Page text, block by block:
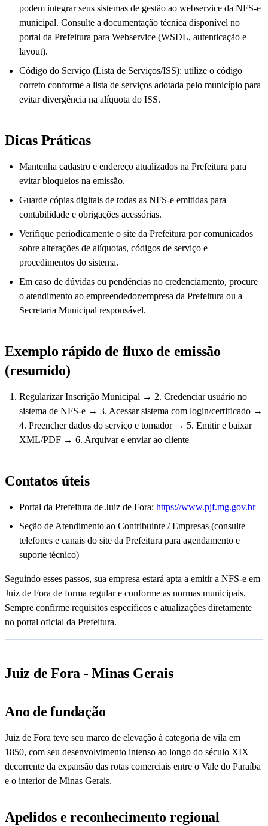
podem integrar seus sistemas de gestão ao webservice da NFS-e
municipal. Consulte a documentação técnica disponível no
portal da Prefeitura para Webservice (WSDL, autenticação e
layout).
Código do Serviço (Lista de Serviços/ISS): utilize o código
correto conforme a lista de serviços adotada pelo município para
evitar divergência na alíquota do ISS.
Dicas Práticas
Mantenha cadastro e endereço atualizados na Prefeitura para
evitar bloqueios na emissão.
Guarde cópias digitais de todas as NFS-e emitidas para
contabilidade e obrigações acessórias.
Verifique periodicamente o site da Prefeitura por comunicados
sobre alterações de alíquotas, códigos de serviço e
procedimentos do sistema.
Em caso de dúvidas ou pendências no credenciamento, procure
o atendimento ao empreendedor/empresa da Prefeitura ou a
Secretaria Municipal responsável.
Exemplo rápido de fluxo de emissão
(resumido)
Regularizar Inscrição Municipal → 2. Credenciar usuário no
sistema de NFS-e → 3. Acessar sistema com login/certificado →
4. Preencher dados do serviço e tomador → 5. Emitir e baixar
XML/PDF → 6. Arquivar e enviar ao cliente
Contatos úteis
Portal da Prefeitura de Juiz de Fora: https://www.pjf.mg.gov.br
Seção de Atendimento ao Contribuinte / Empresas (consulte
telefones e canais do site da Prefeitura para agendamento e
suporte técnico)
Seguindo esses passos, sua empresa estará apta a emitir a NFS-e em
Juiz de Fora de forma regular e conforme as normas municipais.
Sempre confirme requisitos específicos e atualizações diretamente
no portal oficial da Prefeitura.
Juiz de Fora - Minas Gerais
Ano de fundação
Juiz de Fora teve seu marco de elevação à categoria de vila em
1850, com seu desenvolvimento intenso ao longo do século XIX
decorrente da expansão das rotas comerciais entre o Vale do Paraíba
e o interior de Minas Gerais.
Apelidos e reconhecimento regional